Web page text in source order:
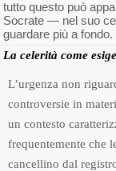
tutto questo può
Socrate — nel suo
guardare più a fondo.
La celerità come
L’urgenza non
controversie in
un contesto
frequentemente che
cancellino dal